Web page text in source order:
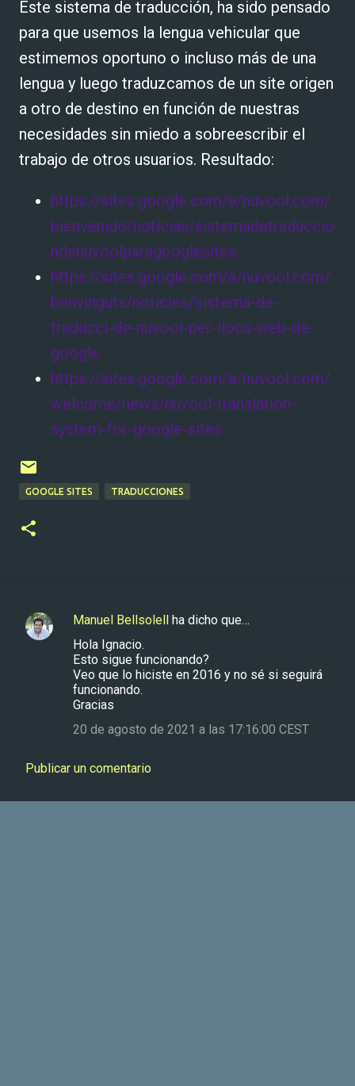
Este sistema de traducción, ha sido pensado
para que usemos la lengua vehicular que
estimemos oportuno o incluso más de una
lengua y luego traduzcamos de un site origen
a otro de destino en función de nuestras
necesidades sin miedo a sobreescribir el
trabajo de otros usuarios. Resultado:
https://sites.google.com/a/nuvool.com/
bienvenido/noticias/sistemadetraduccio
ndenuvoolparagooglesites
https://sites.google.com/a/nuvool.com/
benvinguts/noticies/sistema-de-
traducci-de-nuvool-per-llocs-web-de-
google
https://sites.google.com/a/nuvool.com/
welcome/news/nuvool-translation-
system-for-google-sites
GOOGLE SITES TRADUCCIONES
C
a
i
Manuel Bellsolell ha dicho que…
Hola Ignacio.
Esto sigue funcionando?
Veo que lo hiciste en 2016 y no sé si seguirá
funcionando.
Gracias
20 de agosto de 2021 a las 17:16:00 CEST
Publicar un comentario